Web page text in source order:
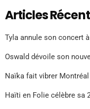
Articles
Tyla annule son concert
Oswald dévoile son
Naïka fait vibrer Montréal
Haïti en Folie célèbre sa